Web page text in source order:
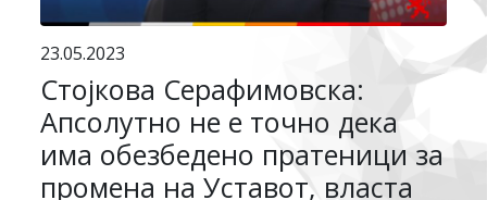
23.05.2023
Стојкова Серафимовска:
Апсолутно не е точно дека
има обезбедено пратеници за
промена на Уставот, власта